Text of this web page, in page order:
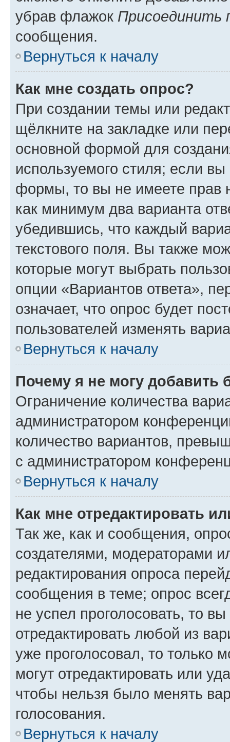
убрав флажок Присоединить
сообщения.
Вернуться к началу
Как мне создать опрос?
При создании темы или
щёлкните на закладке или
основной формой для
используемого стиля; если
формы, то вы не имеете прав
как минимум два варианта
убедившись, что каждый
текстового поля. Вы также
которые могут выбрать
опции «Вариантов ответа»,
означает, что опрос будет
пользователей изменять
Вернуться к началу
Почему я не могу добавить
Ограничение количества
администратором
количество вариантов,
с администратором
Вернуться к началу
Как мне отредактировать
Так же, как и сообщения,
создателями, модераторами
редактирования опроса
сообщения в теме; опрос
не успел проголосовать, то
отредактировать любой из
уже проголосовал, то только
могут отредактировать или
чтобы нельзя было менять
голосования.
Вернуться к началу